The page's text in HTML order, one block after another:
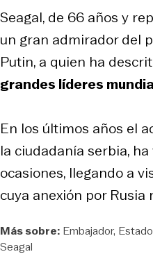
Seagal, de 66 años y
un gran admirador del
Putin, a quien ha
grandes líderes
En los últimos años el
la ciudadanía serbia,
ocasiones, llegando a
cuya anexión por
Más sobre: Embajador
Seagal